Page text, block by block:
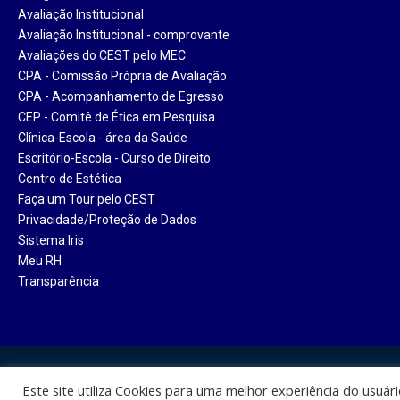
Avaliação Institucional
Avaliação Institucional - comprovante
Avaliações do CEST pelo MEC
CPA - Comissão Própria de Avaliação
CPA - Acompanhamento de Egresso
CEP - Comitê de Ética em Pesquisa
Clínica-Escola - área da Saúde
Escritório-Escola - Curso de Direito
Centro de Estética
Faça um Tour pelo CEST
Privacidade/Proteção de Dados
Sistema Iris
Meu RH
Transparência
Este site utiliza Cookies para uma melhor experiência do